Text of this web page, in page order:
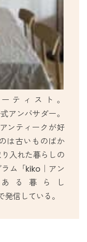
ティスト。
アンバサダー。
ンティークが好
は古いものばか
入れた暮らしの
ム「kiko｜アン
る暮らし
発信している。